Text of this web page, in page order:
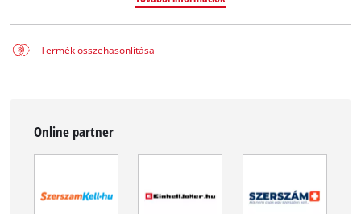
Termék összehasonlítása
Online partner